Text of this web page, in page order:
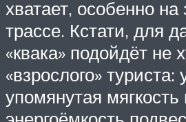
хватает, особенно на
трассе. Кстати, для
«квака» подойдёт не
«взрослого» туриста:
упомянутая мягкость